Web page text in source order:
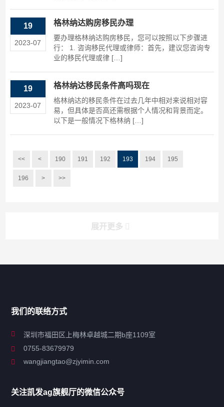
19
2023-07
格林纳达购房移民办理
要办理格林纳达购房移民，您可以按照以下步骤进
行： 1. 咨询移民代理或律师：首先，建议您咨询专
业的移民代理或律 […]
19
2023-07
格林纳达移民条件高吗现在
格林纳达的移民条件在过去几年中相对来说相对容
易，但具体是否高还需根据个人情况和背景而定。
以下是一般情况下格林纳 […]
<< < 190 191 192 193 194 195
196 > >>
展开更多
联系凯发ag旗舰厅
我们的联络方式
深圳市福田区上梅林卓越城二期b座1109室
0755-83679979
wangjiangtao@zjyimin.com
关注凯发ag旗舰厅的微信公众号